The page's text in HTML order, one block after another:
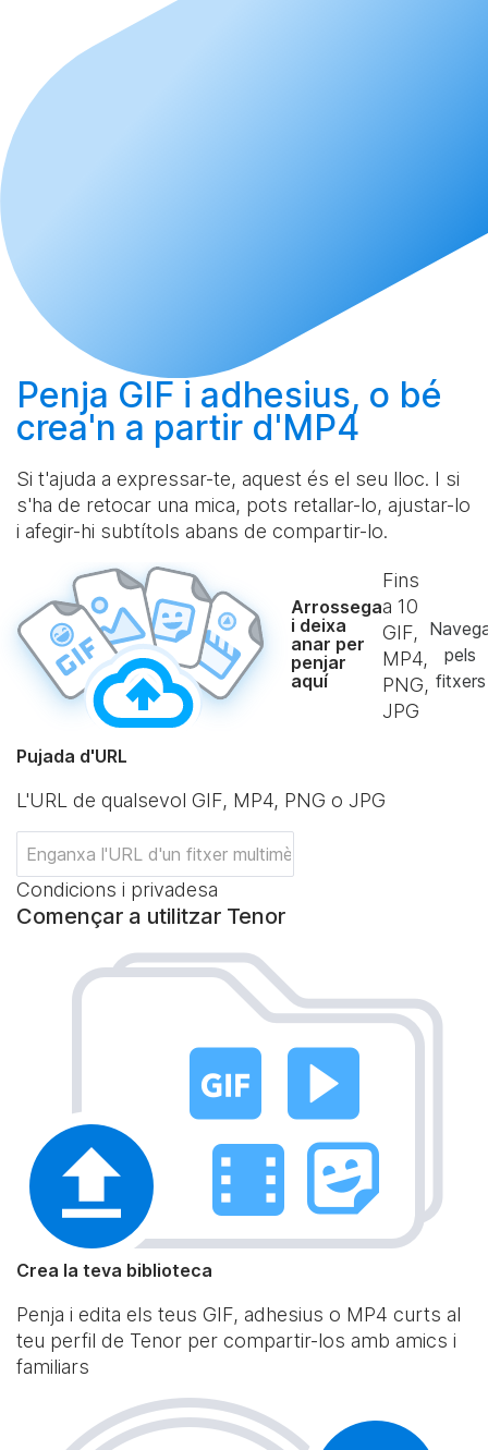
Penja GIF i adhesius, o bé
crea'n a partir d'MP4
Si t'ajuda a expressar-te, aquest és el seu lloc. I si
s'ha de retocar una mica, pots retallar-lo, ajustar-lo
i afegir-hi subtítols abans de compartir-lo.
Arrossega
i deixa
anar per
penjar
aquí
Fins
a 10
GIF,
MP4,
PNG,
JPG
pels
fitxers
Pujada d'URL
L'URL de qualsevol GIF, MP4, PNG o JPG
Condicions i privadesa
Començar a utilitzar Tenor
Crea la teva biblioteca
Penja i edita els teus GIF, adhesius o MP4 curts al
teu perfil de Tenor per compartir-los amb amics i
familiars